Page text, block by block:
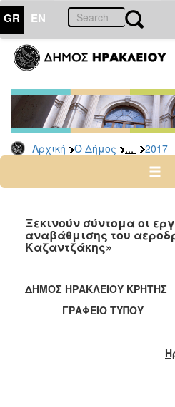
GR EN
Αρχική Ο Δήμος ... 2017
ΔΗΜΟΣ
Δελτία
Τύπου
Αρχείο
2026
2024
2022
2021
Ξεκινούν σύντομα οι
αναβάθμισης του
Καζαντζάκης»
ΔΗΜΟΣ ΗΡΑΚΛΕΙΟΥ ΚΡΗΤΗΣ
ΓΡΑΦΕΙΟ ΤΥΠΟΥ